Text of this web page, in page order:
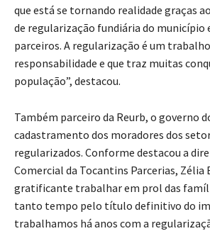
que está se tornando realidade graças
de regularização fundiária do município
parceiros. A regularização é um
responsabilidade e que traz muitas
população”, destacou.
Também parceiro da Reurb, o governo
cadastramento dos moradores dos
regularizados. Conforme destacou a
Comercial da Tocantins Parcerias, Zélia
gratificante trabalhar em prol das
tanto tempo pelo título definitivo do
trabalhamos há anos com a